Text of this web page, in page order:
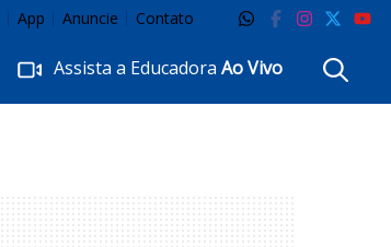
App Anuncie Contato
Assista a EducadoraAo Vivo